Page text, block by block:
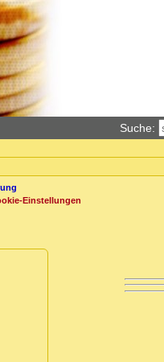
Suche:
Einstellungen